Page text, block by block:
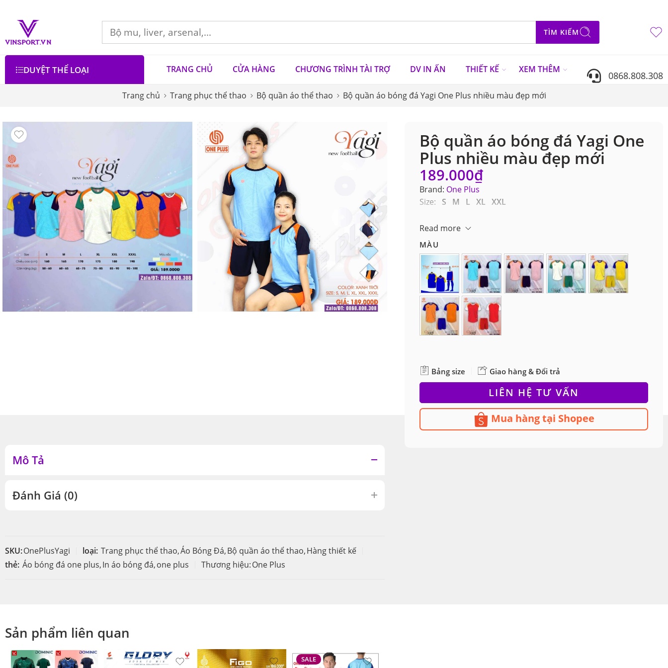
TÌM KIẾM
DUYỆT THỂ LOẠI TRANG CHỦ CỬA HÀNG CHƯƠNG TRÌNH TÀI TRỢ DV IN ẤN THIẾT KẾ XEM THÊM 0868.808.308
Trang chủ Trang phục thể thao Bộ quần áo thể thao Bộ quần áo bóng đá Yagi One Plus nhiều màu đẹp mới
Bộ quần áo bóng đá Yagi One
Plus nhiều màu đẹp mới
189.000₫
Brand: One Plus
Size: S M L XL XXL
*Chọn màu để xem nhiều ảnh hơn
Read more
MÀU
Bảng size Giao hàng & Đổi trả
LIÊN HỆ TƯ VẤN
Mua hàng tại Shopee
Mô Tả
Đánh Giá (0)
SKU:OnePlusYagi loại: Trang phục thể thao,Áo Bóng Đá,Bộ quần áo thể thao,Hàng thiết kế
thẻ: Áo bóng đá one plus,In áo bóng đá,one plus Thương hiệu:One Plus
Sản phẩm liên quan
SALE